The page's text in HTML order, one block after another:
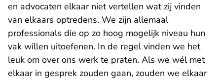
en advocaten elkaar niet vertellen wat zij vinden
van elkaars optredens. We zijn allemaal
professionals die op zo hoog mogelijk niveau hun
vak willen uitoefenen. In de regel vinden we het
leuk om over ons werk te praten. Als we wél met
elkaar in gesprek zouden gaan, zouden we elkaar